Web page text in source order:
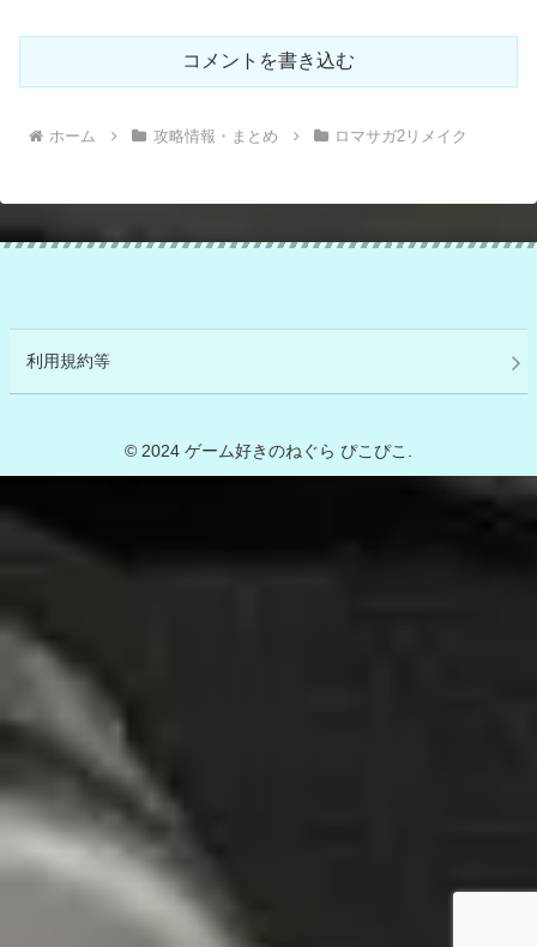
コメントを書き込む
ホーム 攻略情報・まとめ ロマサガ2リメイク
利用規約等
© 2024 ゲーム好きのねぐら ぴこぴこ.